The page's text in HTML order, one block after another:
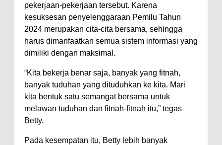
Atasi Krisis Air Bersih
Wali Kota Bima Tinjau Rumah
Warga Tidak Layak Huni di
Kelurahan Oi Mbo, Dorong
Wakil Wali Kota Bima
Konsultasikan Usulan Inpres
Jalan Daerah 2026 dan
NTB
pekerjaan-pekerjaan tersebut. Karena
kesuksesan penyelenggaraan Pemilu Tahun
2024 merupakan cita-cita bersama, sehingga
harus dimanfaatkan semua sistem informasi yang
dimiliki dengan maksimal.
“Kita bekerja benar saja, banyak yang fitnah,
banyak tuduhan yang dituduhkan ke kita. Mari
kita bentuk satu semangat bersama untuk
melawan tuduhan dan fitnah-fitnah itu,” tegas
Betty.
Pada kesempatan itu, Betty lebih banyak